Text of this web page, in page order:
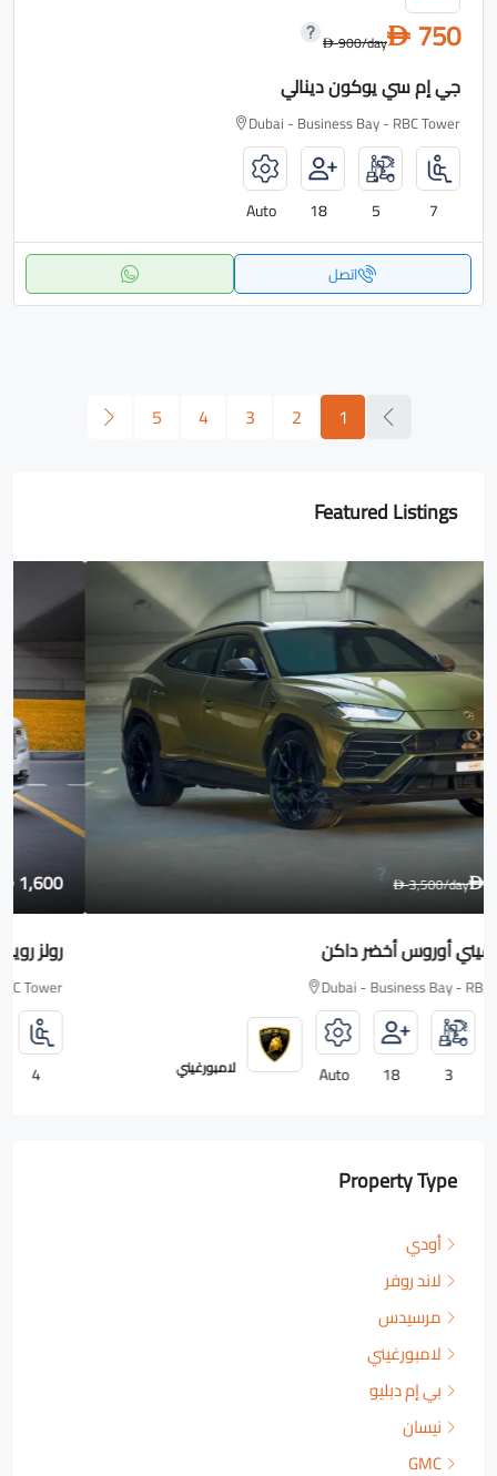
D 750
D900/day
جي إم سي يوكون دينالي
Dubai - Business Bay - RBC Tower
7
5
18
Auto
اتصل
1
2
3
4
5
Featured Listings
D1,600
/day
رولز رويس Wraith
Dubai - Business Bay - RBC Tower
18
Auto
Property Type
أودي
لاند روفر
مرسيدس
لامبورغيني
بي إم دبليو
نيسان
GMC